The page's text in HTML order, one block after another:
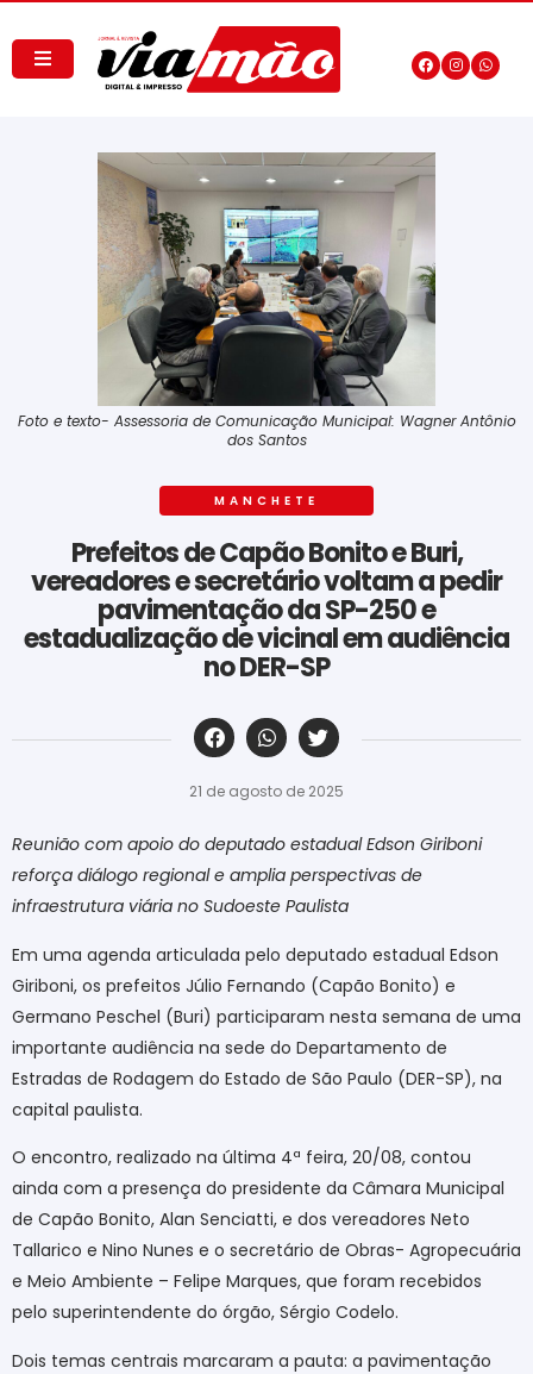
Foto e texto- Assessoria de Comunicação Municipal: Wagner Antônio
dos Santos
MANCHETE
Prefeitos de Capão Bonito e Buri,
vereadores e secretário voltam a pedir
pavimentação da SP-250 e
estadualização de vicinal em audiência
no DER-SP
‎ ‎ ‎ ‎ ‎ ‎ ‎ ‎ ‎ ‎ ‎ ‎ ‎ ‎ ‎ ‎ ‎ ‎ ‎ ‎ ‎ ‎ ‎ ‎ ‎ ‎ ‎ ‎ ‎ ‎ ‎
21 de agosto de 2025
Reunião com apoio do deputado estadual Edson Giriboni
reforça diálogo regional e amplia perspectivas de
infraestrutura viária no Sudoeste Paulista
Em uma agenda articulada pelo deputado estadual Edson
Giriboni, os prefeitos Júlio Fernando (Capão Bonito) e
Germano Peschel (Buri) participaram nesta semana de uma
importante audiência na sede do Departamento de
Estradas de Rodagem do Estado de São Paulo (DER-SP), na
capital paulista.
O encontro, realizado na última 4ª feira, 20/08, contou
ainda com a presença do presidente da Câmara Municipal
de Capão Bonito, Alan Senciatti, e dos vereadores Neto
Tallarico e Nino Nunes e o secretário de Obras- Agropecuária
e Meio Ambiente – Felipe Marques, que foram recebidos
pelo superintendente do órgão, Sérgio Codelo.
Dois temas centrais marcaram a pauta: a pavimentação